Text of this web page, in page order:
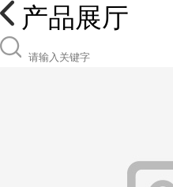
产品展厅